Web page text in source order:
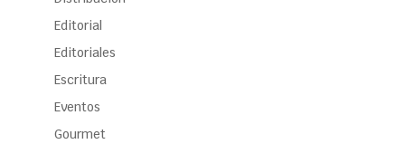
Editorial
Editoriales
Escritura
Eventos
Gourmet